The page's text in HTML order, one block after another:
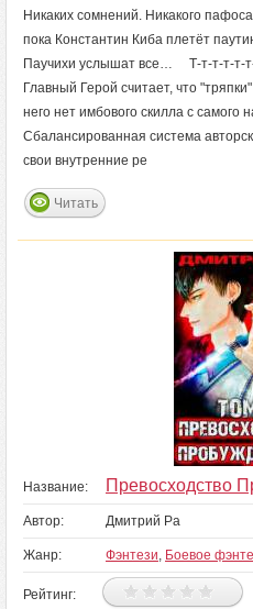
Никаких сомнений. Никакого
пока Константин Киба плетёт
Паучихи услышат все… Т-т-т-т-
Главный Герой считает, что
него нет имбового скилла с
Сбалансированная система
свои внутренние ре
Читать
Название: Превосходство
Автор: Дмитрий Ра
Жанр: Фэнтези, Боевое
Рейтинг: